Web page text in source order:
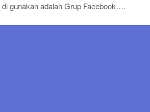
gunakan adalah Grup Facebook….